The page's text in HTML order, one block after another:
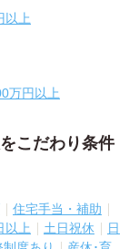
以上
万円以上
こだわり条件
住宅手当・補助
以上 土日祝休
日